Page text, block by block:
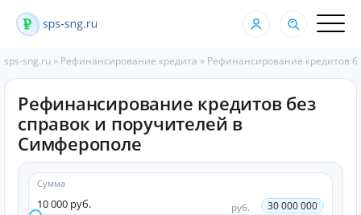
sps-sng.ru » Рефинансирование кредита » Рефинансирование кредитов
Рефинансирование кредитов без
справок и поручителей в
Симферополе
Сумма
10 000 руб. руб. 30 000 000